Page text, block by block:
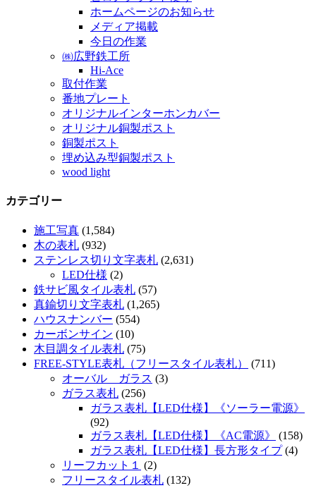
ホームページのお知らせ
メディア掲載
今日の作業
㈱広野鉄工所
Hi-Ace
取付作業
番地プレート
オリジナルインターホンカバー
オリジナル銅製ポスト
銅製ポスト
埋め込み型銅製ポスト
wood light
カテゴリー
施工写真 (1,584)
木の表札 (932)
ステンレス切り文字表札 (2,631)
LED仕様 (2)
鉄サビ風タイル表札 (57)
真鍮切り文字表札 (1,265)
ハウスナンバー (554)
カーボンサイン (10)
木目調タイル表札 (75)
FREE-STYLE表札（フリースタイル表札）
(711)
オーバル ガラス (3)
ガラス表札 (256)
ガラス表札【LED仕様】《ソーラー電源》
(92)
ガラス表札【LED仕様】《AC電源》
(158)
ガラス表札【LED仕様】長方形タイプ(4)
リーフカット１
(2)
フリースタイル表札 (132)